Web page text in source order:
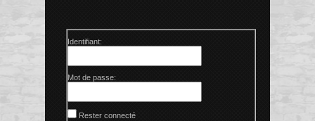
Identifiant:
Mot de passe:
Rester connecté